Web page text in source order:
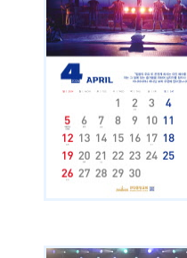
다운로드